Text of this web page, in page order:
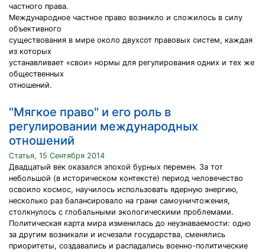
частного права.
Международное частное право возникло и сложилось в силу
объективного
существования в мире около двухсот правовых систем, каждая
из которых
устанавливает «свои» нормы для регулирования одних и тех же
общественных
отношений.
"Мягкое право" и его роль в
регулировании международных
отношений
Статья, 15 Сентября 2014
Двадцатый век оказался эпохой бурных перемен. За тот
небольшой (в историческом контексте) период человечество
освоило космос, научилось использовать ядерную энергию,
несколько раз балансировало на грани самоуничтожения,
столкнулось с глобальными экологическими проблемами.
Политическая карта мира изменилась до неузнаваемости: одно
за другим возникали и исчезали государства, сменялись
приоритеты, создавались и распадались военно-политические